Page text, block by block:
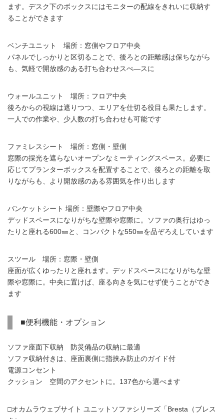
ます。デスク下のボックスにはモニターの配線をきれいに収納す
ることができます
ベンチユニット 場所：窓側やフロア中央
パネルでしっかりと区切ることで、後ろとの距離感は保ちながら
も、気軽で開放感のある打ち合わせスぺ―スに
ウォールユニット 場所：フロア中央
後ろからの視線は遮りつつ、エリアを仕切る役目も果たします。
一人での作業や、少人数の打ち合わせも可能です
ファミレスシート 場所：窓側・壁側
窓際の採光を遮らないオープンなミーティングスペース。必要に
応じてプランターボックスを配置することで、後ろとの距離を取
りながらも、より開放感のある雰囲気を作り出します
バンケットシート 場所：壁際やフロア中央
デッドスペースになりがちな壁際や窓際に。ソファの奥行はゆっ
たりと座れる600㎜と、コンパクトな550㎜を品ぞろえしています
スツール 場所：窓際・壁側
座面が広くゆったりと座れます。デッドスペースになりがちな壁
際や窓際に。中央に置けば、座る向きを気にせず使うことができ
ます
■便利機能・オプション
ソファ座面下収納 防災備品の収納に最適
ソファ収納付きは、座面裏側に指挟み防止のガイド付
電源コンセント
クッション 空間のアクセントに。137色から選べます
□オカムラウェブサイト ユニットソファシリーズ「Bresta（ブレス